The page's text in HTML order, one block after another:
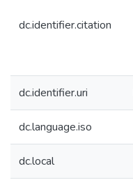
dc.identifier.citation
dc.identifier.uri
dc.language.iso
dc.local